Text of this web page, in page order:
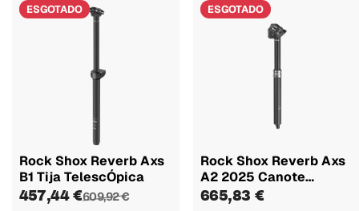
ESGOTADO
Rock Shox Reverb Axs
B1 Tija TelescÓpica
457,44 €609,92 €
ESGOTADO
Rock Shox Reverb Axs
A2 2025 Canote
TelescÓpica
665,83 €